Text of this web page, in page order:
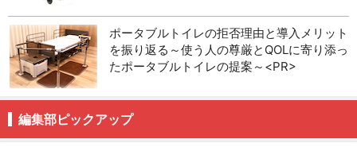
ポータブルトイレの拒否理由と導入メリット
を振り返る～使う人の尊厳とQOLに寄り添っ
たポータブルトイレの提案～<PR>
編集部ピックアップ